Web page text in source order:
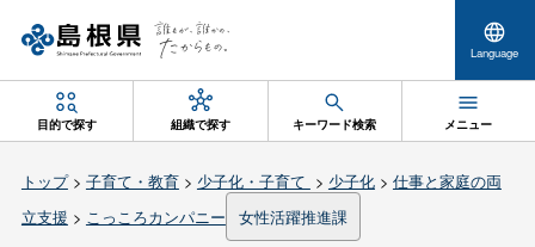
Language
目的で探す 組織で探す キーワード検索 メニュー
トップ> 子育て・教育> 少子化・子育て > 少子化> 仕事と家庭の両
立支援 > こっころカンパニー 女性活躍推進課